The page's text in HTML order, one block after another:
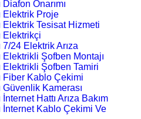
Onarımı
Elektrik Proje
Elektrik Tesisat Hizmeti
Elektrikçi
7/24 Elektrik Arıza
Elektrikli Şofben Montajı
Elektrikli Şofben Tamiri
Fiber Kablo Çekimi
Güvenlik Kamerası
Hattı Arıza Bakım
İnternet Kablo Çekimi Ve